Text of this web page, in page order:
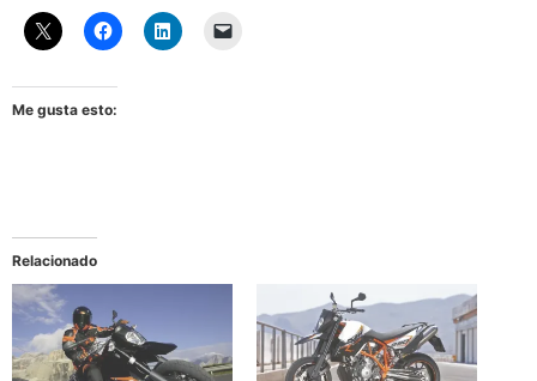
Me gusta esto:
Relacionado